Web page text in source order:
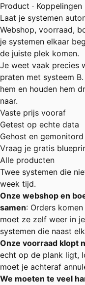
Product · Koppelingen
Laat je systemen
Webshop, voorraad,
je systemen elkaar
de juiste plek komen.
Je weet vaak precies
praten met systeem
hem en houden hem
naar.
Vaste prijs vooraf
Getest op echte data
Gehost en
Vraag je gratis
Alle producten
Twee systemen die
week tijd.
Onze webshop en
samen: Orders
moet ze zelf weer in
systemen die naast
Onze voorraad klopt
echt op de plank ligt,
moet je achteraf
We moeten te veel